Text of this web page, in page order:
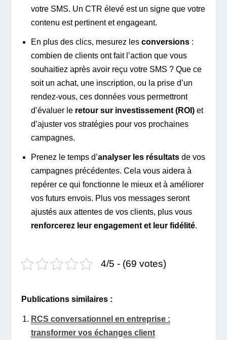
votre SMS. Un CTR élevé est un signe que votre
contenu est pertinent et engageant.
En plus des clics, mesurez les conversions:
combien de clients ont fait l’action que vous
souhaitiez après avoir reçu votre SMS ? Que ce
soit un achat, une inscription, ou la prise d’un
rendez-vous, ces données vous permettront
d’évaluer le retour sur investissement (ROI)et
d’ajuster vos stratégies pour vos prochaines
campagnes.
Prenez le temps d’analyser les résultatsde vos
campagnes précédentes. Cela vous aidera à
repérer ce qui fonctionne le mieux et à améliorer
vos futurs envois. Plus vos messages seront
ajustés aux attentes de vos clients, plus vous
renforcerez leur engagement et leur fidélité.
4/5 - (69 votes)
Publications similaires :
RCS conversationnel en entreprise :
transformer vos échanges client